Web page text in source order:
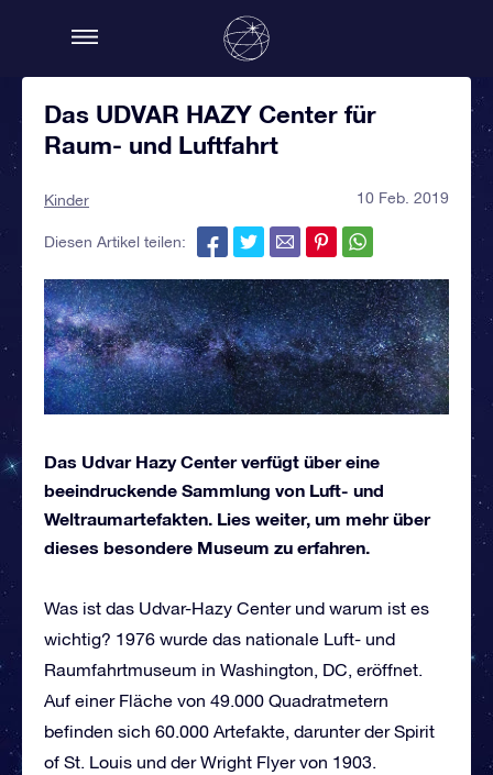
Das UDVAR HAZY Center für
Raum- und Luftfahrt
Kinder 10 Feb. 2019
Diesen Artikel teilen:
Das Udvar Hazy Center verfügt über eine
beeindruckende Sammlung von Luft- und
Weltraumartefakten. Lies weiter, um mehr über
dieses besondere Museum zu erfahren.
Was ist das Udvar-Hazy Center und warum ist es
wichtig? 1976 wurde das nationale Luft- und
Raumfahrtmuseum in Washington, DC, eröffnet.
Auf einer Fläche von 49.000 Quadratmetern
befinden sich 60.000 Artefakte, darunter der Spirit
of St. Louis und der Wright Flyer von 1903.